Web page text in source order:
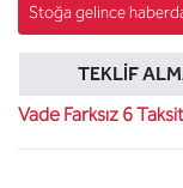
TEKLIF
Vade Farksız 6 Taksit